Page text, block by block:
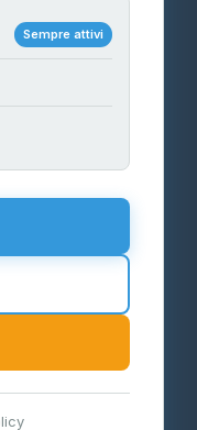
Sempre attivi